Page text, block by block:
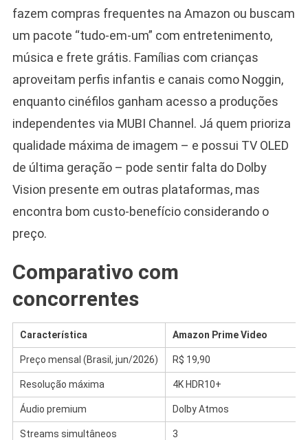
fazem compras frequentes na Amazon ou buscam
um pacote “tudo-em-um” com entretenimento,
música e frete grátis. Famílias com crianças
aproveitam perfis infantis e canais como Noggin,
enquanto cinéfilos ganham acesso a produções
independentes via MUBI Channel. Já quem prioriza
qualidade máxima de imagem – e possui TV OLED
de última geração – pode sentir falta do Dolby
Vision presente em outras plataformas, mas
encontra bom custo-benefício considerando o
preço.
Comparativo com
concorrentes
Característica Amazon Prime Video
Preço mensal (Brasil, jun/2026) R$ 19,90
Resolução máxima 4K HDR10+
Áudio premium Dolby Atmos
Streams simultâneos 3